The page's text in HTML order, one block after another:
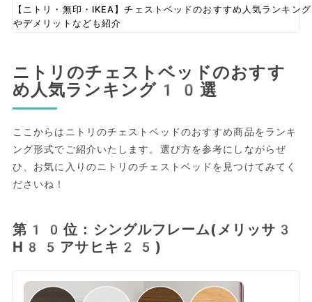
【ニトリ・無印・IKEA】チェストベッドのおすすめ人気ランキ
やデメリットなども紹介
ニトリのチェストベッドのおすす
め人気ランキング10選
ここからはニトリのチェストベッドのおすすめ商品をランキ
ング形式でご紹介いたします。選び方を参考にしながらぜ
ひ、お気に入りのニトリのチェストベッドを見つけてみてく
ださいね！
第10位：シングルフレーム(メリッサ3
H85アサヒキ25)